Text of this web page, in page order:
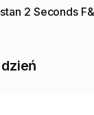
stan 2 Seconds
dzień